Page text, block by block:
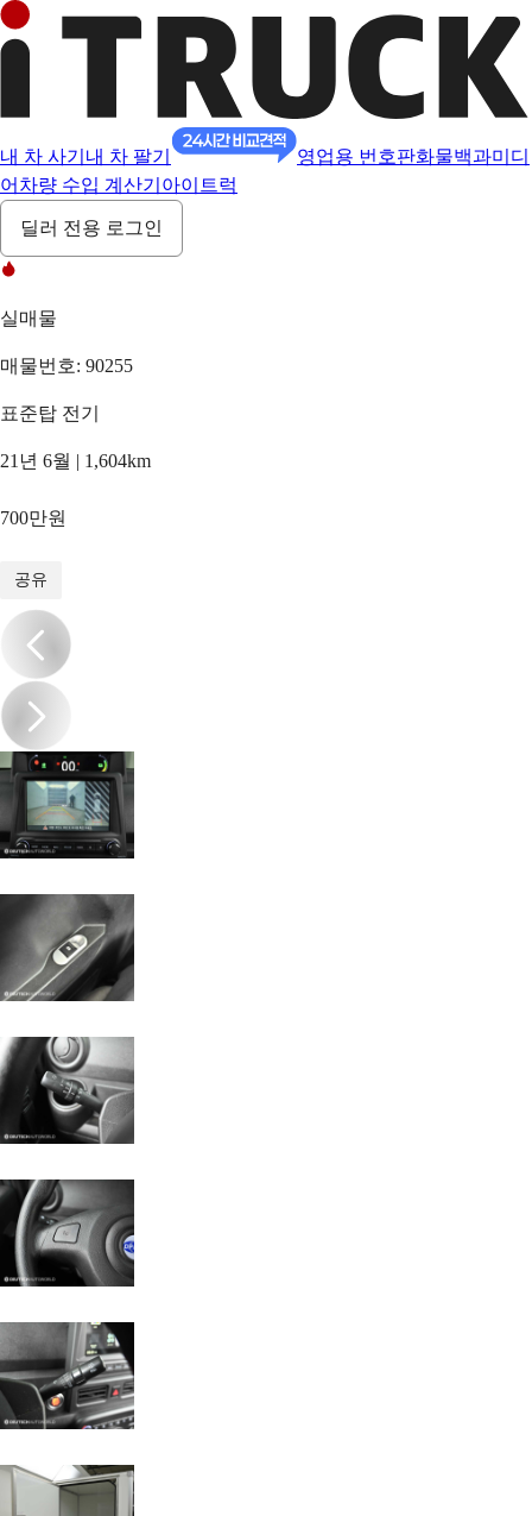
내 차 사기 내 차 팔기 영업용 번호판화물백과미디
어 차량 수입 계산기 아이트럭
딜러 전용 로그인
실매물
매물번호: 90255
표준탑 전기
21년 6월 | 1,604km
700만원
공유
/20